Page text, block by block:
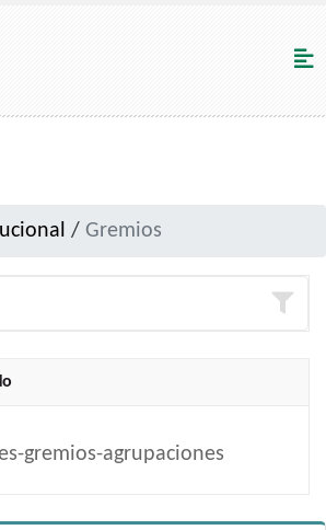
/ Gremios
gremios-agrupaciones